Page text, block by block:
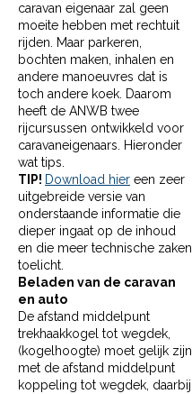
caravan eigenaar zal geen
moeite hebben met rechtuit
rijden. Maar parkeren,
bochten maken, inhalen en
andere manoeuvres dat is
toch andere koek. Daarom
heeft de ANWB twee
rijcursussen ontwikkeld voor
caravaneigenaars. Hieronder
wat tips.
TIP! Download hier een zeer
uitgebreide versie van
onderstaande informatie die
dieper ingaat op de inhoud
en die meer technische zaken
toelicht.
Beladen van de caravan
en auto
De afstand middelpunt
trekhaakkogel tot wegdek,
(kogelhoogte) moet gelijk zijn
met de afstand middelpunt
koppeling tot wegdek, daarbij